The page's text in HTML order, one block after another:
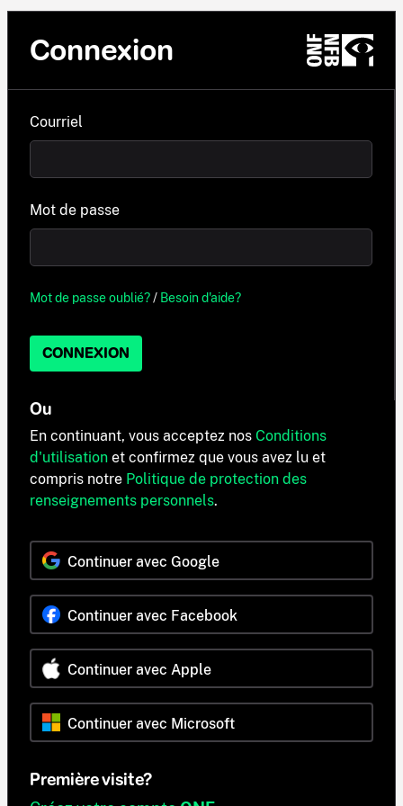
Connexion
Courriel
Mot de passe
Mot de passe oublié?/ Besoin d'aide?
CONNEXION
Ou
En continuant, vous acceptez nos Conditions
d'utilisation et confirmez que vous avez lu et
compris notre Politique de protection des
renseignements personnels.
Continuer avec Google
Continuer avec Facebook
Continuer avec Apple
Continuer avec Microsoft
Première visite?